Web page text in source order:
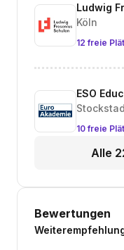
Ludwig
Köln
12 freie
ESO
10 freie
Alle
Bewertungen